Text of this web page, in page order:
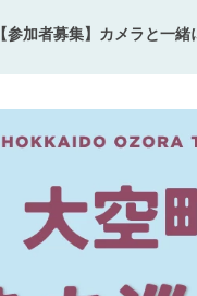
【参加者募集】カメラと一